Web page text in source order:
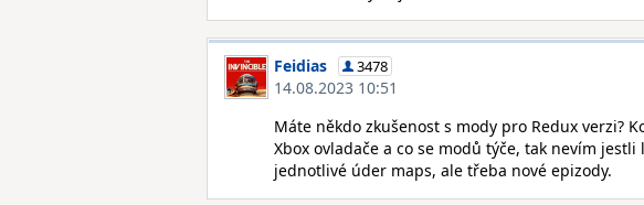
Feidias 3478
14.08.2023 10:51
Máte někdo zkušenost s mody pro Redux verzi?
Xbox ovladače a co se modů týče, tak nevím
jednotlivé úder maps, ale třeba nové epizody.